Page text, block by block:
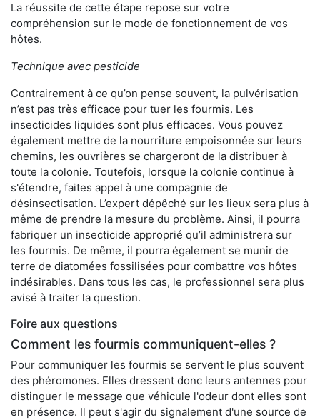
La réussite de cette étape repose sur votre
compréhension sur le mode de fonctionnement de vos
hôtes.
Technique avec pesticide
Contrairement à ce qu’on pense souvent, la pulvérisation
n’est pas très efficace pour tuer les fourmis. Les
insecticides liquides sont plus efficaces. Vous pouvez
également mettre de la nourriture empoisonnée sur leurs
chemins, les ouvrières se chargeront de la distribuer à
toute la colonie. Toutefois, lorsque la colonie continue à
s'étendre, faites appel à une compagnie de
désinsectisation. L’expert dépêché sur les lieux sera plus à
même de prendre la mesure du problème. Ainsi, il pourra
fabriquer un insecticide approprié qu’il administrera sur
les fourmis. De même, il pourra également se munir de
terre de diatomées fossilisées pour combattre vos hôtes
indésirables. Dans tous les cas, le professionnel sera plus
avisé à traiter la question.
Foire aux questions
Comment les fourmis communiquent-elles ?
Pour communiquer les fourmis se servent le plus souvent
des phéromones. Elles dressent donc leurs antennes pour
distinguer le message que véhicule l'odeur dont elles sont
en présence. Il peut s'agir du signalement d'une source de